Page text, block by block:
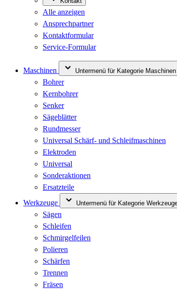
Alle anzeigen
Ansprechpartner
Kontaktformular
Service-Formular
Maschinen Untermenü für Kategorie
Bohrer
Kernbohrer
Senker
Sägeblätter
Rundmesser
Universal Schärf- und Schleifmaschinen
Elektroden
Universal
Sonderaktionen
Ersatzteile
Werkzeuge
Untermenü für Kategorie
Sägen
Schleifen
Schmirgelfeilen
Polieren
Schärfen
Trennen
Fräsen